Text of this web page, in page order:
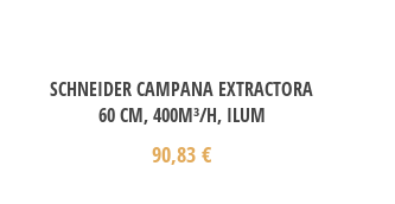
SCHNEIDER CAMPANA EXTRACTORA
60 CM, 400M³/H, ILUM
90,83€